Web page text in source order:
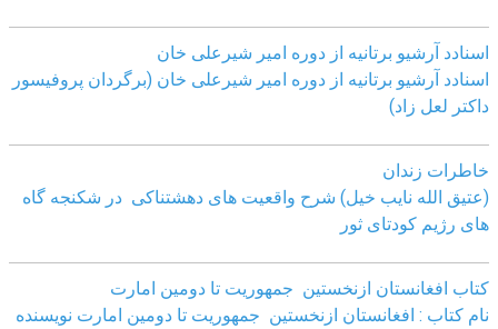
اسنادد آرشیو برتانیه از دوره امیر شیرعلی خان
اسنادد آرشیو برتانیه از دوره امیر شیرعلی خان (برگردان پروفیسور
داکتر لعل زاد)
خاطرات زندان
(عتیق الله نایب خیل) شرح واقعیت های دهشتناکی در شکنجه گاه
های رژیم کودتای ثور
کتاب افغانستان ازنخستین جمهوریت تا دومین امارت
نام کتاب : افغانستان ازنخستین جمهوریت تا دومین امارت نویسنده